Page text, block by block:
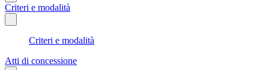
Criteri e modalità
Criteri e modalità
Atti di concessione